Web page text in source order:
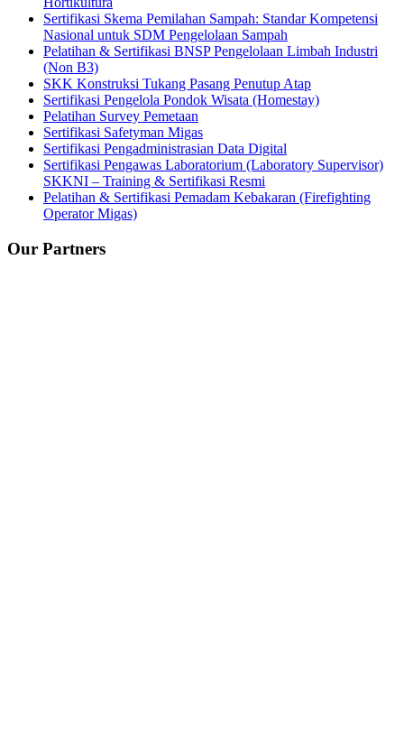
Sertifikasi Skema Pemilahan Sampah: Standar Kompetensi
Nasional untuk SDM Pengelolaan Sampah
Pelatihan & Sertifikasi BNSP Pengelolaan Limbah Industri
(Non B3)
SKK Konstruksi Tukang Pasang Penutup Atap
Sertifikasi Pengelola Pondok Wisata (Homestay)
Pelatihan Survey Pemetaan
Sertifikasi Safetyman Migas
Sertifikasi Pengadministrasian Data Digital
Sertifikasi Pengawas Laboratorium (Laboratory Supervisor)
SKKNI – Training & Sertifikasi Resmi
Pelatihan & Sertifikasi Pemadam Kebakaran (Firefighting
Operator Migas)
Our Partners